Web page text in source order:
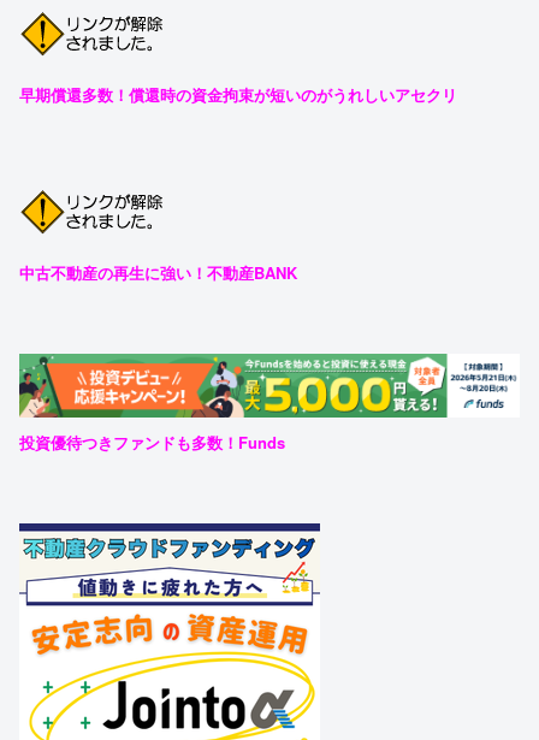
早期償還多数！償還時の資金拘束が短いのがうれしいアセクリ
中古不動産の再生に強い！不動産BANK
投資優待つきファンドも多数！Funds